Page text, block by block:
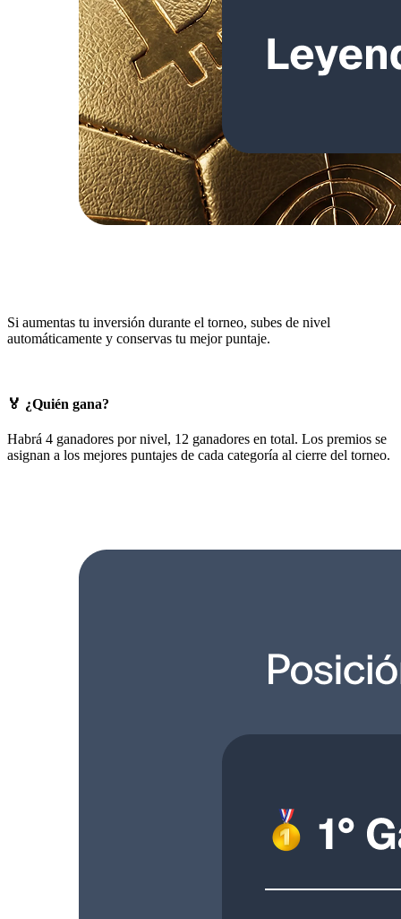
Si aumentas tu inversión durante el torneo, subes de nivel
automáticamente y conservas tu mejor puntaje.
🏅 ¿Quién gana?
Habrá 4 ganadores por nivel, 12 ganadores en total. Los premios se
asignan a los mejores puntajes de cada categoría al cierre del torneo.